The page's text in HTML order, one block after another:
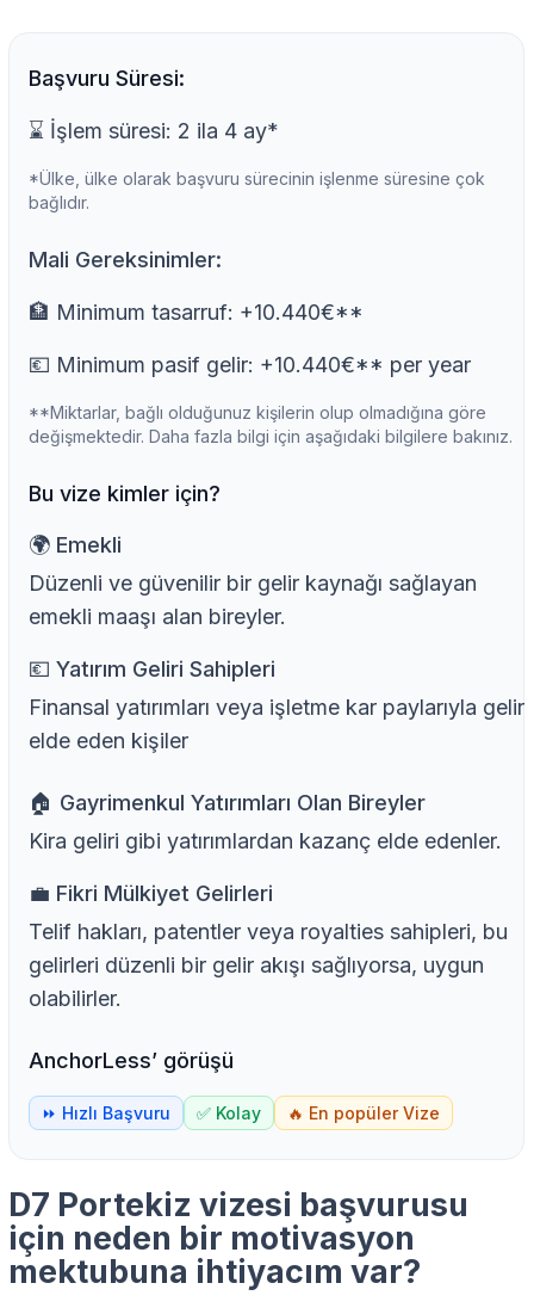
Başvuru Süresi:
⌛ İşlem süresi: 2 ila 4 ay*
*Ülke, ülke olarak başvuru sürecinin işlenme süresine çok
bağlıdır.
Mali Gereksinimler:
🏦 Minimum tasarruf: +10.440€**
💶 Minimum pasif gelir: +10.440€** per year
**Miktarlar, bağlı olduğunuz kişilerin olup olmadığına göre
değişmektedir. Daha fazla bilgi için aşağıdaki bilgilere bakınız.
Bu vize kimler için?
🌍️ Emekli
Düzenli ve güvenilir bir gelir kaynağı sağlayan
emekli maaşı alan bireyler.
💶 Yatırım Geliri Sahipleri
Finansal yatırımları veya işletme kar paylarıyla gelir
elde eden kişiler
🏠 Gayrimenkul Yatırımları Olan Bireyler
Kira geliri gibi yatırımlardan kazanç elde edenler.
💼 Fikri Mülkiyet Gelirleri
Telif hakları, patentler veya royalties sahipleri, bu
gelirleri düzenli bir gelir akışı sağlıyorsa, uygun
olabilirler.
AnchorLess’ görüşü
⏩ Hızlı Başvuru ✅ Kolay 🔥 En popüler Vize
D7 Portekiz vizesi başvurusu
için neden bir motivasyon
mektubuna ihtiyacım var?